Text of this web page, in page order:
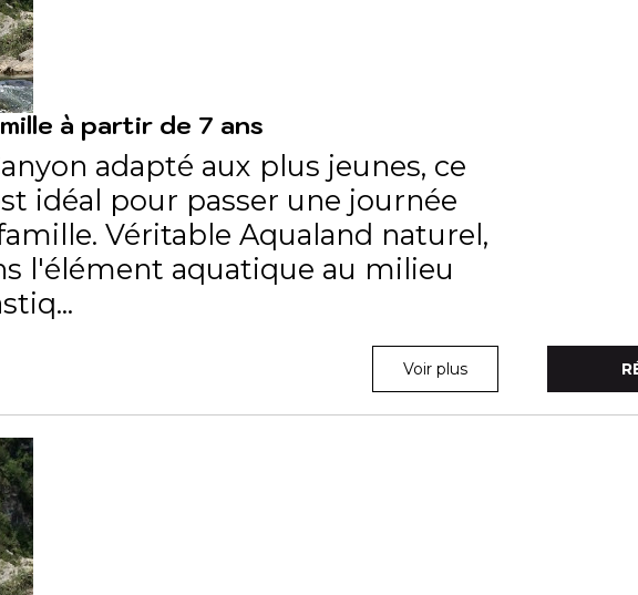
à partir de 7 ans
adapté aux plus jeunes, ce
idéal pour passer une journée
Véritable Aqualand naturel,
l'élément aquatique au milieu
Voir plus